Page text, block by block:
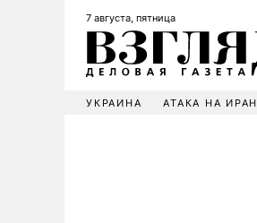
7 августа, пятница
УКРАИНА АТАКА НА ИРАН